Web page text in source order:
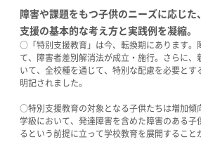
障害や課題をもつ子供のニーズに応じた
支援の基本的な考え方と実践例を凝縮。
○「特別支援教育」は今、転換期にあります。
て、障害者差別解消法が成立・施行。さらに、
いて、全校種を通じて、特別な配慮を必要と
明記されました。
○特別支援教育の対象となる子供たちは増加傾
学級において、発達障害を含めた障害のある子
るという前提に立って学校教育を展開すること